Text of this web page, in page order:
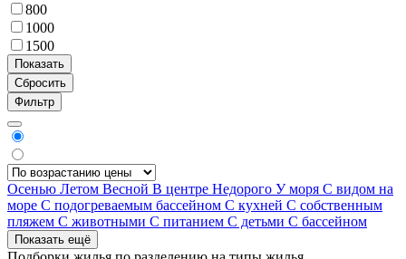
800
1000
1500
Фильтр
Осенью Летом Весной В центре Недорого У моря С видом на
море С подогреваемым бассейном С кухней С собственным
пляжем С животными С питанием С детьми С бассейном
Показать ещё